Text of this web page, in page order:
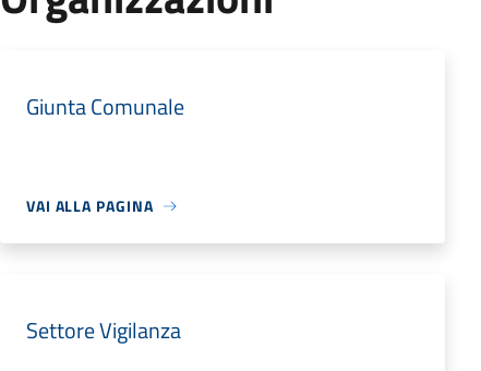
Giunta Comunale
VAI ALLA PAGINA
Settore Vigilanza